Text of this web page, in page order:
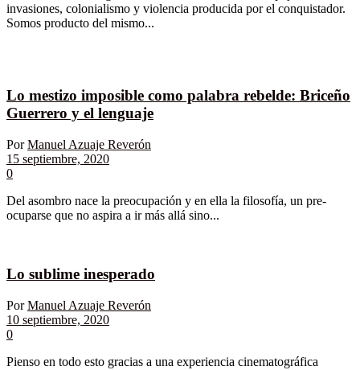
invasiones, colonialismo y violencia producida por el conquistador.
Somos producto del mismo...
Lo mestizo imposible como palabra rebelde: Briceño
Guerrero y el lenguaje
Por Manuel Azuaje Reverón
15 septiembre, 2020
0
Del asombro nace la preocupación y en ella la filosofía, un pre-
ocuparse que no aspira a ir más allá sino...
Lo sublime inesperado
Por Manuel Azuaje Reverón
10 septiembre, 2020
0
Pienso en todo esto gracias a una experiencia cinematográfica